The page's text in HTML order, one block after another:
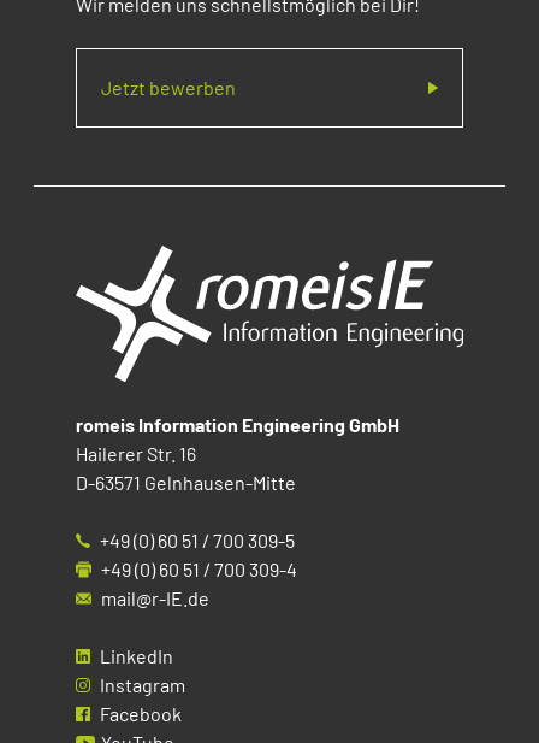
Wir melden uns schnellstmöglich bei Dir!
Jetzt bewerben
romeis Information Engineering GmbH
Hailerer Str. 16
D-63571 Gelnhausen-Mitte
+49 (0) 60 51 / 700 309-5
+49 (0) 60 51 / 700 309-4
mail@r-IE.de
LinkedIn
Instagram
Facebook